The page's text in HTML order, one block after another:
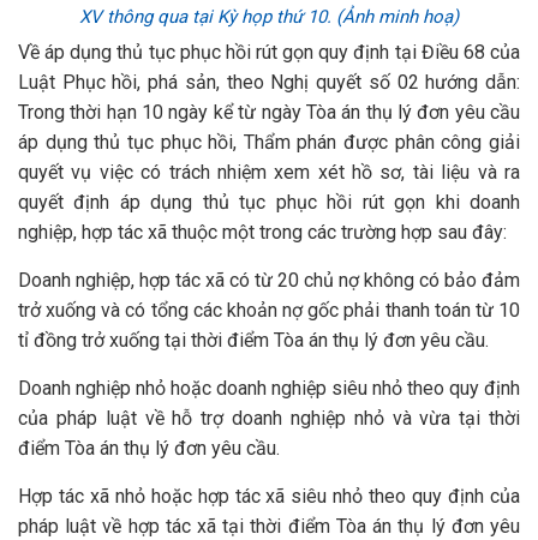
XV thông qua tại Kỳ họp thứ 10. (Ảnh minh hoạ)
Về áp dụng thủ tục phục hồi rút gọn quy định tại Điều 68 của
Luật Phục hồi, phá sản, theo Nghị quyết số 02 hướng dẫn:
Trong thời hạn 10 ngày kể từ ngày Tòa án thụ lý đơn yêu cầu
áp dụng thủ tục phục hồi, Thẩm phán được phân công giải
quyết vụ việc có trách nhiệm xem xét hồ sơ, tài liệu và ra
quyết định áp dụng thủ tục phục hồi rút gọn khi doanh
nghiệp, hợp tác xã thuộc một trong các trường hợp sau đây:
Doanh nghiệp, hợp tác xã có từ 20 chủ nợ không có bảo đảm
trở xuống và có tổng các khoản nợ gốc phải thanh toán từ 10
tỉ đồng trở xuống tại thời điểm Tòa án thụ lý đơn yêu cầu.
Doanh nghiệp nhỏ hoặc doanh nghiệp siêu nhỏ theo quy định
của pháp luật về hỗ trợ doanh nghiệp nhỏ và vừa tại thời
điểm Tòa án thụ lý đơn yêu cầu.
Hợp tác xã nhỏ hoặc hợp tác xã siêu nhỏ theo quy định của
pháp luật về hợp tác xã tại thời điểm Tòa án thụ lý đơn yêu